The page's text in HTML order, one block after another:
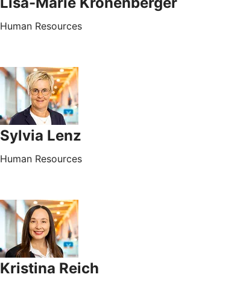
Human Resources
Sylvia Lenz
Human Resources
Kristina Reich